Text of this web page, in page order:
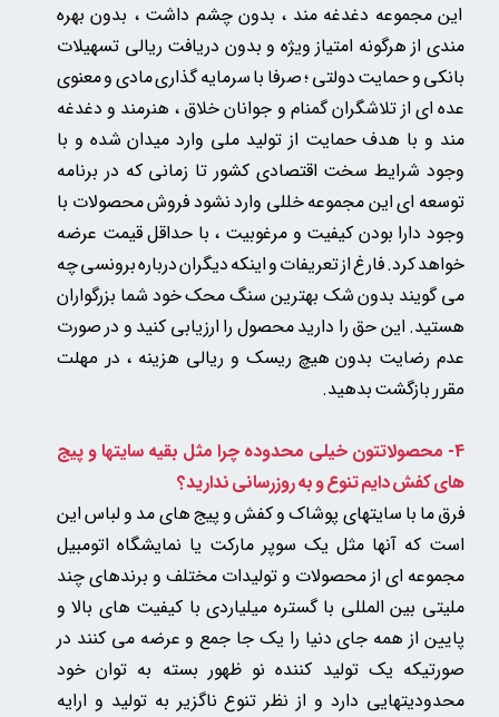
این مجموعه دغدغه مند ، بدون چشم داشت ، بدون بهره
مندی از هرگونه امتیاز ویژه و بدون دریافت ریالی تسهیلات
بانکی و حمایت دولتی ؛ صرفا با سرمایه گذاری مادی و معنوی
عده ای از تلاشگران گمنام و جوانان خلاق ، هنرمند و دغدغه
مند و با هدف حمایت از تولید ملی وارد میدان شده و با
وجود شرایط سخت اقتصادی کشور تا زمانی که در برنامه
توسعه ای این مجموعه خللی وارد نشود فروش محصولات با
وجود دارا بودن کیفیت و مرغوبیت ، با حداقل قیمت عرضه
خواهد کرد. فارغ از تعریفات و اینکه دیگران درباره برونسی چه
می گویند بدون شک بهترین سنگ محک خود شما بزرگواران
هستید. این حق را دارید محصول را ارزیابی کنید و در صورت
عدم رضایت بدون هیچ ریسک و ریالی هزینه ، در مهلت
مقرر بازگشت بدهید.
4- محصولاتتون خیلی محدوده چرا مثل بقیه سایتها و پیج
های کفش دایم تنوع و به روزرسانی ندارید؟
فرق ما با سایتهای پوشاک و کفش و پیج های مد و لباس این
است که آنها مثل یک سوپر مارکت یا نمایشگاه اتومبیل
مجموعه ای از محصولات و تولیدات مختلف و برندهای چند
ملیتی بین المللی با گستره میلیاردی با کیفیت های بالا و
پایین از همه جای دنیا را یک جا جمع و عرضه می کنند در
صورتیکه یک تولید کننده نو ظهور بسته به توان خود
محدودیتهایی دارد و از نظر تنوع ناگزیر به تولید و ارایه